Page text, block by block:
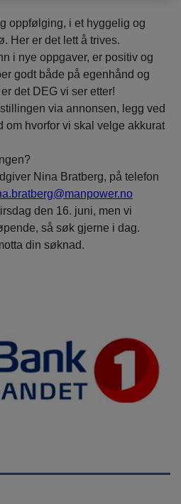
oppfølging, i et hyggelig og
Her er det lett å trives.
i nye oppgaver, er positiv og
godt både på egenhånd og
det DEG vi ser etter!
via annonsen, legg ved
om hvorfor vi skal velge akkurat
Nina Bratberg, på telefon
den 16. juni, men vi
så søk gjerne i dag.
din søknad.